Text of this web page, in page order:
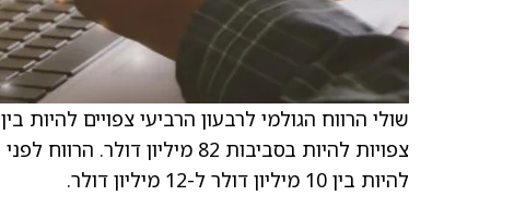
להיות בין 10 מיליון דולר ל-12 מיליון דולר.